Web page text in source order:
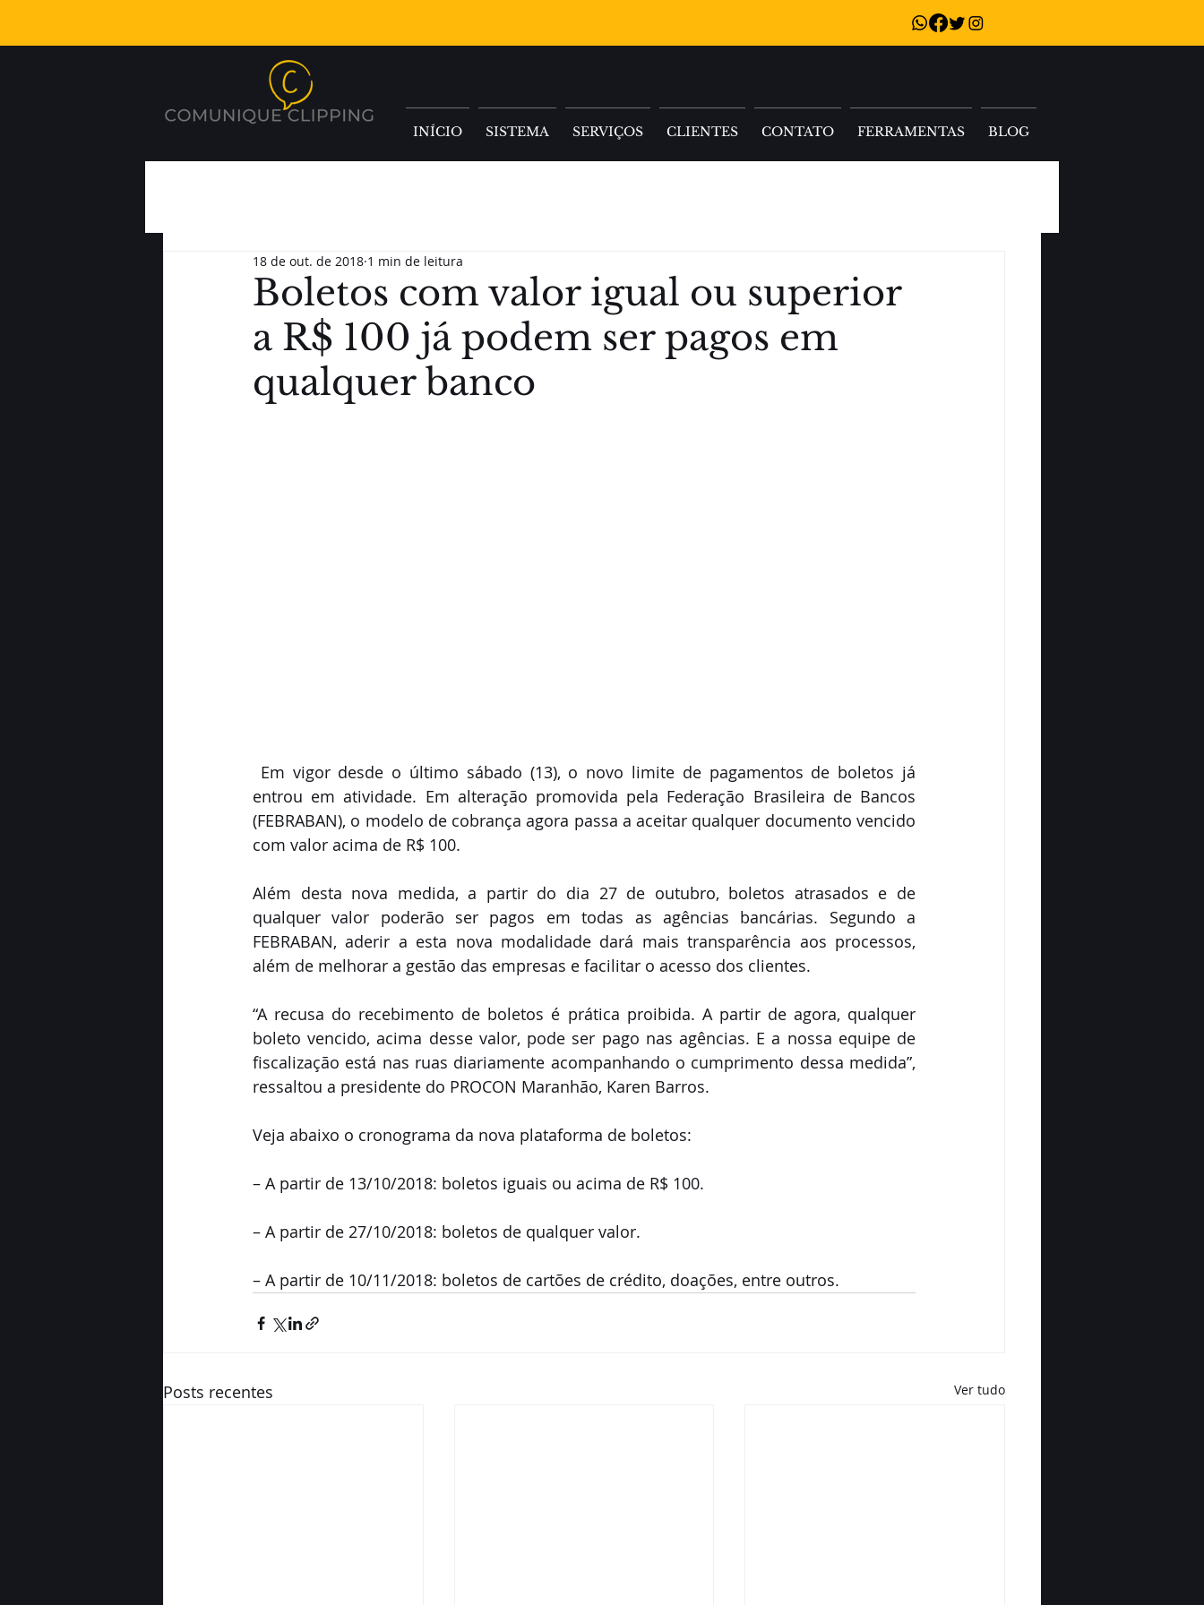
INÍCIO SISTEMA SERVIÇOS CLIENTES CONTATO FERRAMENTAS BLOG
Boletos com valor igual ou superior
a R$ 100 já podem ser pagos em
qualquer banco
18 de out. de 2018 1 min de leitura
entrou em atividade. Em alteração promovida pela Federação Brasileira de Bancos
(FEBRABAN), o modelo de cobrança agora passa a aceitar qualquer documento vencido
com valor acima de R$ 100.
Além desta nova medida, a partir do dia 27 de outubro, boletos atrasados e de
qualquer valor poderão ser pagos em todas as agências bancárias. Segundo a
FEBRABAN, aderir a esta nova modalidade dará mais transparência aos processos,
além de melhorar a gestão das empresas e facilitar o acesso dos clientes.
“A recusa do recebimento de boletos é prática proibida. A partir de agora, qualquer
boleto vencido, acima desse valor, pode ser pago nas agências. E a nossa equipe de
fiscalização está nas ruas diariamente acompanhando o cumprimento dessa medida”,
ressaltou a presidente do PROCON Maranhão, Karen Barros.
Veja abaixo o cronograma da nova plataforma de boletos:
– A partir de 13/10/2018: boletos iguais ou acima de R$ 100.
– A partir de 27/10/2018: boletos de qualquer valor.
– A partir de 10/11/2018: boletos de cartões de crédito, doações, entre outros.
Posts recentes Ver tudo